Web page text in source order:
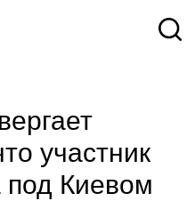
участник
Киевом